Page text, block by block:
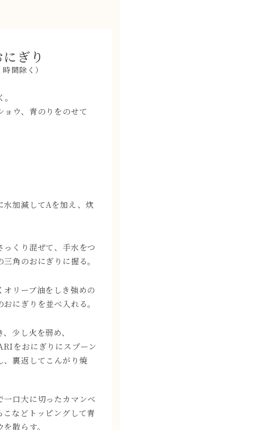
ぎり
間除く）
ョウ、青のりをのせて
水加減してAを加え、炊
っくり混ぜて、手水をつ
角のおにぎりに握る。
オリーブ油をしき強めの
にぎりを並べ入れる。
少し火を弱め、
をおにぎりにスプーン
、裏返してこんがり焼
一口大に切ったカマンベ
こなどトッピングして⻘
散らす。